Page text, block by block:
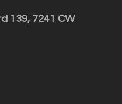
139, 7241 CW